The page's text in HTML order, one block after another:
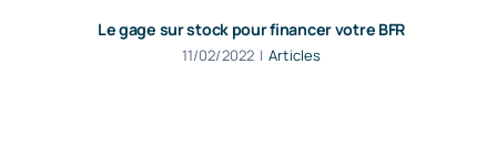
Le gage sur stock pour financer votre BFR
11/02/2022 | Articles